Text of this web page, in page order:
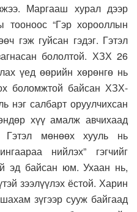
Маргааш хурал дээр
тооноос “Гэр хорооллын
гэж гуйсан гэдэг. Гэтэл
бололтой. ХЗХ 26
үед өөрийн хөрөнгө нь
боломжтой байсан ХЗХ-
нэг салбарт оруулчихсан
хүү амалж авчихаад
Гэтэл мөнөөх хууль нь
нийлэх” гэгчийг
эд байсан юм. Ухаан нь,
зээлүүлэх ёстой. Харин
зүгээр сууж байгаад